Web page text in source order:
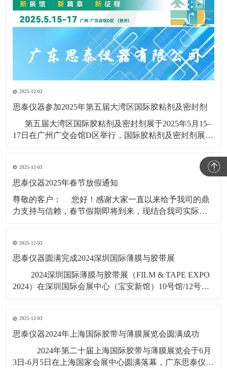
2025-12-03
思泰仪器参加2025年第五届大湾区国际胶粘剂及密封剂
第五届大湾区国际胶粘剂及密封剂展于2025年5月15–
17日在广州广交会馆D区举行，国际胶粘剂及密封剂展
1997年，系列展会每年在广州、上海举行，是全球知名
的高性能粘接材料展会品牌，
2025-12-03
思泰仪器2025年春节放假通知
​尊敬的客户： 您好！感谢大家一直以来给予我司的鼎
力支持与信赖，春节假期即将到来，现结合我司实际情
2025-12-03
思泰仪器圆满完成2024深圳国际薄膜与胶带展
​ 2024深圳国际薄膜与胶带展（FILM & TAPE EXPO
2024）在深圳国际会展中心（宝安新馆）10号馆/12号
2025-12-03
思泰仪器2024年上海国际胶带与薄膜展览会圆满成功
​ ​2024年第二十届上海国际胶带与薄膜展览会于6月
3日-6月5日在上海国家会展中心圆满落幕，广东思泰仪器